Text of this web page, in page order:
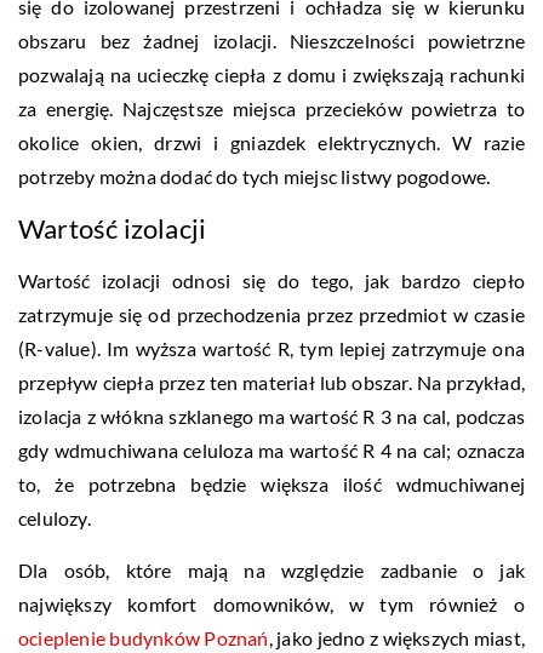
się do izolowanej przestrzeni i ochładza się w kierunku
obszaru bez żadnej izolacji. Nieszczelności powietrzne
pozwalają na ucieczkę ciepła z domu i zwiększają rachunki
za energię. Najczęstsze miejsca przecieków powietrza to
okolice okien, drzwi i gniazdek elektrycznych. W razie
potrzeby można dodać do tych miejsc listwy pogodowe.
Wartość izolacji
Wartość izolacji odnosi się do tego, jak bardzo ciepło
zatrzymuje się od przechodzenia przez przedmiot w czasie
(R-value). Im wyższa wartość R, tym lepiej zatrzymuje ona
przepływ ciepła przez ten materiał lub obszar. Na przykład,
izolacja z włókna szklanego ma wartość R 3 na cal, podczas
gdy wdmuchiwana celuloza ma wartość R 4 na cal; oznacza
to, że potrzebna będzie większa ilość wdmuchiwanej
celulozy.
Dla osób, które mają na względzie zadbanie o jak
największy komfort domowników, w tym również o
ocieplenie budynków Poznań , jako jedno z większych miast,